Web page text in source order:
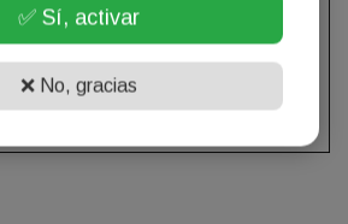
✅ Sí, activar
❌ No, gracias